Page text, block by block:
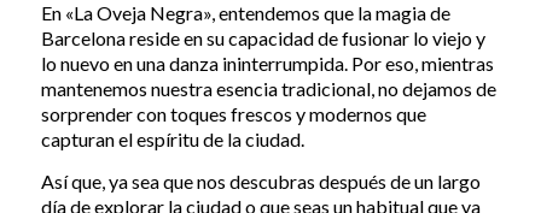
En «La Oveja Negra», entendemos que la magia de
Barcelona reside en su capacidad de fusionar lo viejo y
lo nuevo en una danza ininterrumpida. Por eso, mientras
mantenemos nuestra esencia tradicional, no dejamos de
sorprender con toques frescos y modernos que
capturan el espíritu de la ciudad.
Así que, ya sea que nos descubras después de un largo
día de explorar la ciudad o que seas un habitual que ya